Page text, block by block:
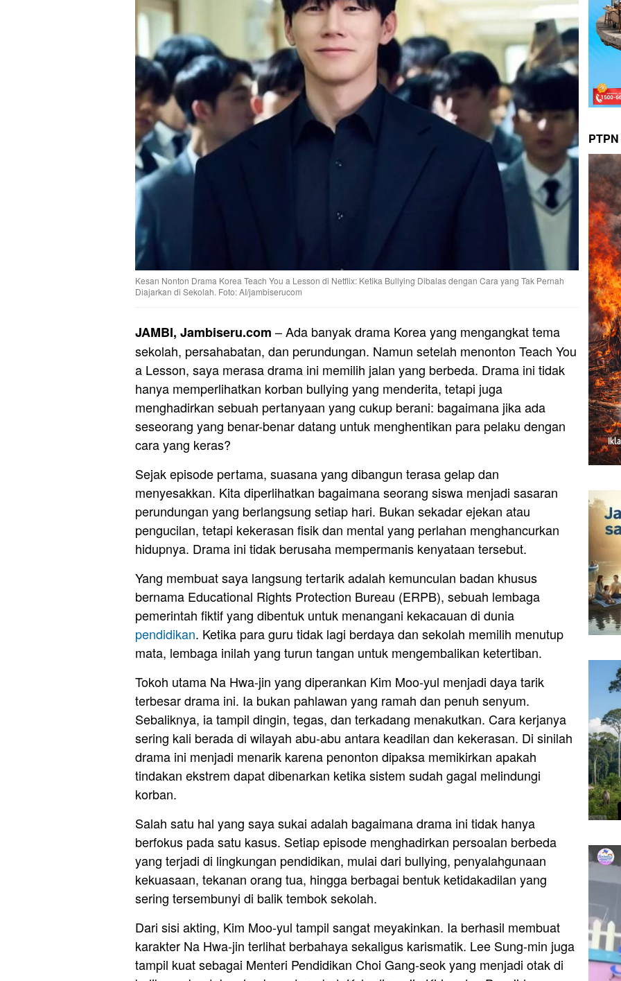
Kesan Nonton Drama Korea Teach You a Lesson di Netflix: Ketika Bullying Dibalas dengan Cara yang Tak Pernah
Diajarkan di Sekolah. Foto: AI/jambiserucom
JAMBI, Jambiseru.com – Ada banyak drama Korea yang mengangkat tema
sekolah, persahabatan, dan perundungan. Namun setelah menonton Teach You
a Lesson, saya merasa drama ini memilih jalan yang berbeda. Drama ini tidak
hanya memperlihatkan korban bullying yang menderita, tetapi juga
menghadirkan sebuah pertanyaan yang cukup berani: bagaimana jika ada
seseorang yang benar-benar datang untuk menghentikan para pelaku dengan
cara yang keras?
Sejak episode pertama, suasana yang dibangun terasa gelap dan
menyesakkan. Kita diperlihatkan bagaimana seorang siswa menjadi sasaran
perundungan yang berlangsung setiap hari. Bukan sekadar ejekan atau
pengucilan, tetapi kekerasan fisik dan mental yang perlahan menghancurkan
hidupnya. Drama ini tidak berusaha mempermanis kenyataan tersebut.
Yang membuat saya langsung tertarik adalah kemunculan badan khusus
bernama Educational Rights Protection Bureau (ERPB), sebuah lembaga
pemerintah fiktif yang dibentuk untuk menangani kekacauan di dunia
pendidikan. Ketika para guru tidak lagi berdaya dan sekolah memilih menutup
mata, lembaga inilah yang turun tangan untuk mengembalikan ketertiban.
Tokoh utama Na Hwa-jin yang diperankan Kim Moo-yul menjadi daya tarik
terbesar drama ini. Ia bukan pahlawan yang ramah dan penuh senyum.
Sebaliknya, ia tampil dingin, tegas, dan terkadang menakutkan. Cara kerjanya
sering kali berada di wilayah abu-abu antara keadilan dan kekerasan. Di sinilah
drama ini menjadi menarik karena penonton dipaksa memikirkan apakah
tindakan ekstrem dapat dibenarkan ketika sistem sudah gagal melindungi
korban.
Salah satu hal yang saya sukai adalah bagaimana drama ini tidak hanya
berfokus pada satu kasus. Setiap episode menghadirkan persoalan berbeda
yang terjadi di lingkungan pendidikan, mulai dari bullying, penyalahgunaan
kekuasaan, tekanan orang tua, hingga berbagai bentuk ketidakadilan yang
sering tersembunyi di balik tembok sekolah.
Dari sisi akting, Kim Moo-yul tampil sangat meyakinkan. Ia berhasil membuat
karakter Na Hwa-jin terlihat berbahaya sekaligus karismatik. Lee Sung-min juga
tampil kuat sebagai Menteri Pendidikan Choi Gang-seok yang menjadi otak di